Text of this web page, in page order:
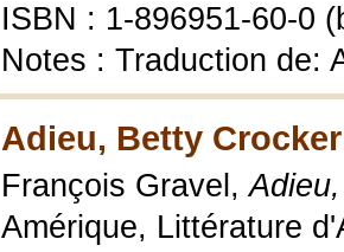
ISBN : 1-896951-60-0
Notes : Traduction de:
Adieu, Betty
François Gravel,
Amérique, Littérature